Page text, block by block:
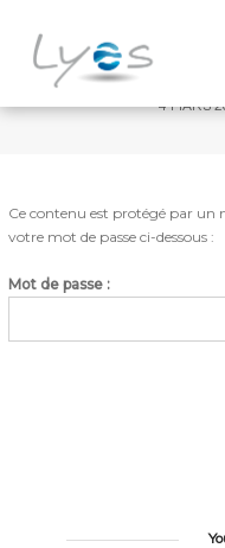
4 MARS
Ce contenu est protégé par un
votre mot de passe ci-dessous :
Mot de passe :